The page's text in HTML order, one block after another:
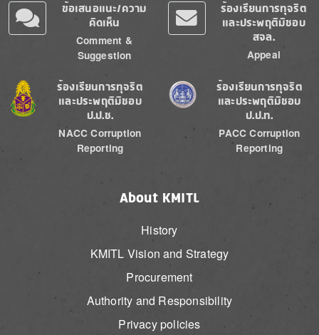
ข้อเสนอแนะ/ความ
คิดเห็น
Comment &
Suggestion
ร้องเรียนการทุจริต
และประพฤติมิชอบ
สจล.
Appeal
Image
ร้องเรียนการทุจริต
และประพฤติมิชอบ
ป.ป.ช.
NACC Corruption
Reporting
Image
ร้องเรียนการทุจริต
และประพฤติมิชอบ
ป.ป.ท.
PACC Corruption
Reporting
About KMITL
History
KMITL Vision and Strategy
Procurement
Authority and Responsibility
Privacy policies